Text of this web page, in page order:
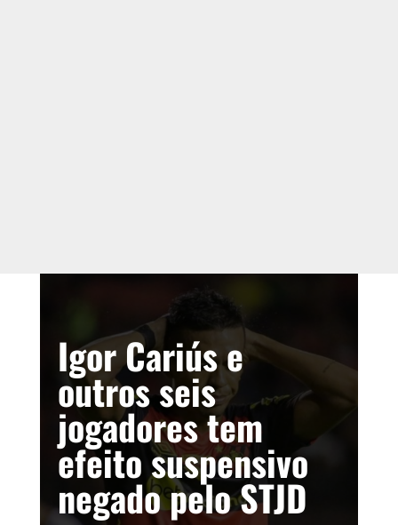
Igor Cariús e
outros seis
jogadores tem
efeito suspensivo
negado pelo STJD